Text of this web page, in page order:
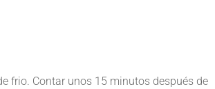
frio. Contar unos 15 minutos después de